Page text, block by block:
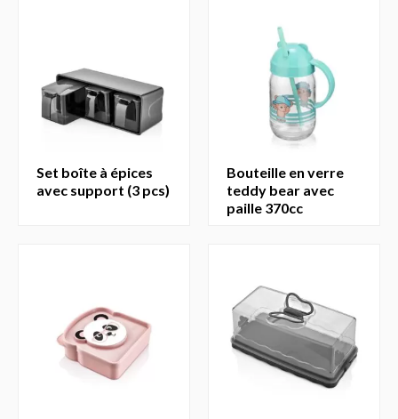
set boîte à épices
avec support (3 pcs)
bouteille en verre
teddy bear avec
paille 370cc